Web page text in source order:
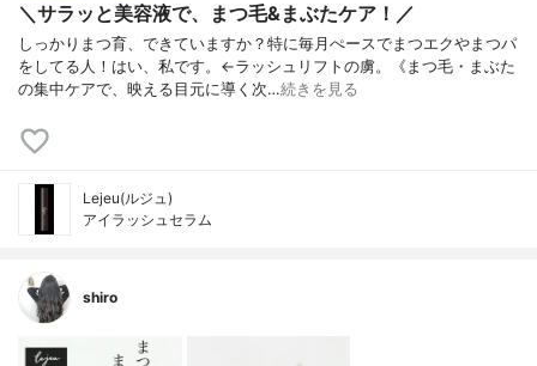
＼サラッと美容液で、まつ毛&まぶたケア！／
しっかりまつ育、できていますか？特に毎月ぺースでまつエクやまつパ
をしてる人！はい、私です。←ラッシュリフトの虜。《まつ毛・まぶた
の集中ケアで、映える目元に導く次…続きを見る
Lejeu(ルジュ)
アイラッシュセラム
shiro